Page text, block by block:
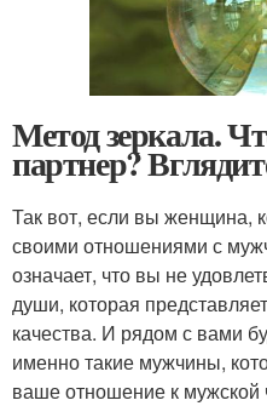
Метод зеркала.
партнер?
Так вот, если вы женщина,
своими отношениями с
означает, что вы не
души, которая
качества. И рядом с вами
именно такие мужчины,
ваше отношение к мужской